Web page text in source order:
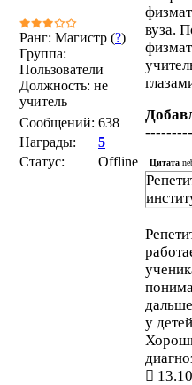
Ранг: Магистр (?)
Группа:
Пользователи
Должность: не
учитель
Сообщений: 638
Награды:
5
Статус:
Offline
вуза.
Цитата
у